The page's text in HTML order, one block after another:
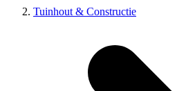
Tuinhout & Constructie